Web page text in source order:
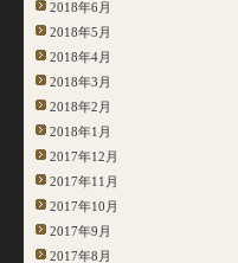
2018年6月
2018年5月
2018年4月
2018年3月
2018年2月
2018年1月
2017年12月
2017年11月
2017年10月
2017年9月
2017年8月